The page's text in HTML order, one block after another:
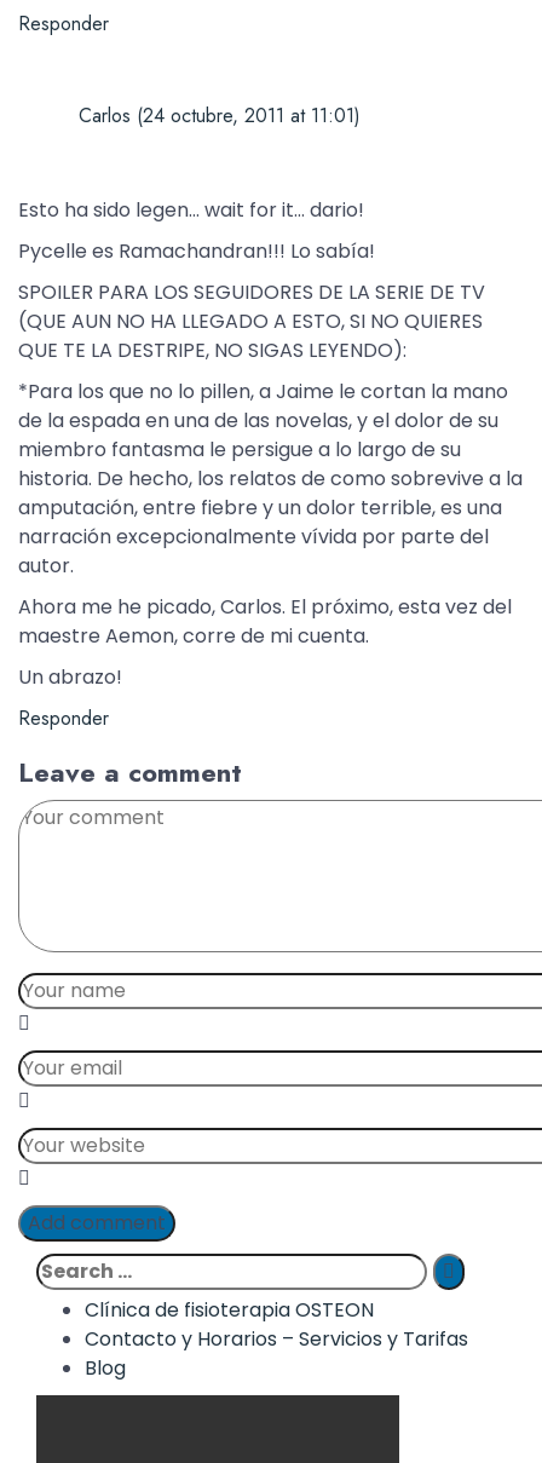
Responder
Carlos (24 octubre, 2011 at 11:01)
Esto ha sido legen… wait for it… dario!
Pycelle es Ramachandran!!! Lo sabía!
SPOILER PARA LOS SEGUIDORES DE LA SERIE DE TV
(QUE AUN NO HA LLEGADO A ESTO, SI NO QUIERES
QUE TE LA DESTRIPE, NO SIGAS LEYENDO):
*Para los que no lo pillen, a Jaime le cortan la mano
de la espada en una de las novelas, y el dolor de su
miembro fantasma le persigue a lo largo de su
historia. De hecho, los relatos de como sobrevive a la
amputación, entre fiebre y un dolor terrible, es una
narración excepcionalmente vívida por parte del
autor.
Ahora me he picado, Carlos. El próximo, esta vez del
maestre Aemon, corre de mi cuenta.
Un abrazo!
Responder
Leave a comment
Add comment
Clínica de fisioterapia OSTEON
Contacto y Horarios – Servicios y Tarifas
Blog